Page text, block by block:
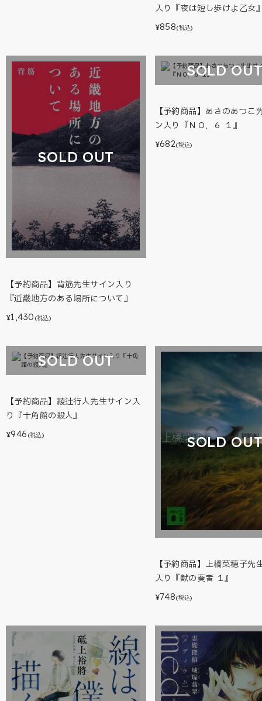
入り『夜は短し歩けよ乙女
¥858(税込)
SOLD OUT
【予約商品】背筋先生サイン入り
『近畿地方のある場所について』
¥1,430 (税込)
SOLD
【予約商品】あさのあつこ
ン入り『ＮＯ．６ １』
¥682(税込)
SOLD OUT
【予約商品】綾辻行人先生サイン入
り『十角館の殺人』
¥946 (税込) SOLD
【予約商品】上橋菜穂子先
入り『獣の奏者 １』
¥748(税込)